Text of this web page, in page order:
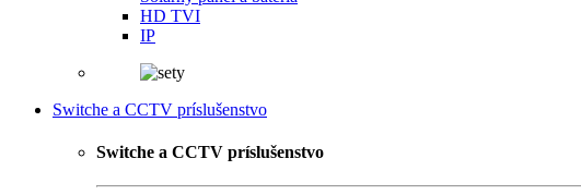
HD TVI
IP
Switche a CCTV príslušenstvo
Switche a CCTV príslušenstvo